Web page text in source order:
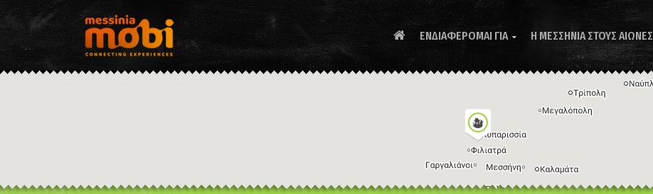
ΕΝΔΙΑΦΕΡΟΜΑΙ ΓΙΑ  Η ΜΕΣΣΗΝΙΑ ΣΤΟΥΣ ΑΙΩΝΕΣ